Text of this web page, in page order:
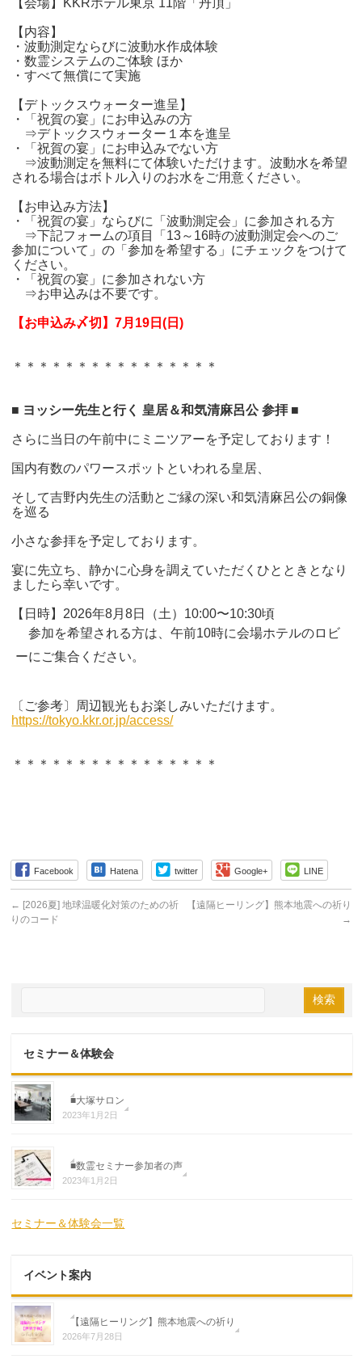
【内容】
・波動測定ならびに波動水作成体験
・数霊システムのご体験 ほか
・すべて無償にて実施
【デトックスウォーター進呈】
・「祝賀の宴」にお申込みの方
⇒デトックスウォーター１本を進呈
・「祝賀の宴」にお申込みでない方
⇒波動測定を無料にて体験いただけます。波動水を希望
される場合はボトル入りのお水をご用意ください。
【お申込み方法】
・「祝賀の宴」ならびに「波動測定会」に参加される方
⇒下記フォームの項目「13～16時の波動測定会へのご
参加について」の「参加を希望する」にチェックをつけて
ください。
・「祝賀の宴」に参加されない方
⇒お申込みは不要です。
【お申込み〆切】7月19日(日)
＊＊＊＊＊＊＊＊＊＊＊＊＊＊＊＊
■ ヨッシー先生と行く 皇居＆和気清麻呂公 参拝 ■
さらに当日の午前中にミニツアーを予定しております！
国内有数のパワースポットといわれる皇居、
そして吉野内先生の活動とご縁の深い和気清麻呂公の銅像
を巡る
小さな参拝を予定しております。
宴に先立ち、静かに心身を調えていただくひとときとなり
ましたら幸いです。
【日時】2026年8月8日（土）10:00〜10:30頃
参加を希望される方は、午前10時に会場ホテルのロビ
ーにご集合ください。
〔ご参考〕周辺観光もお楽しみいただけます。
https://tokyo.kkr.or.jp/access/
＊＊＊＊＊＊＊＊＊＊＊＊＊＊＊＊
Facebook Hatena twitter Google+ LINE
← [2026夏] 地球温暖化対策のための祈
りのコード
【遠隔ヒーリング】熊本地震への祈り
→
セミナー＆体験会
■大塚サロン
2023年1月2日
■数霊セミナー参加者の声
2023年1月2日
セミナー＆体験会一覧
イベント案内
【遠隔ヒーリング】熊本地震への祈り
2026年7月28日